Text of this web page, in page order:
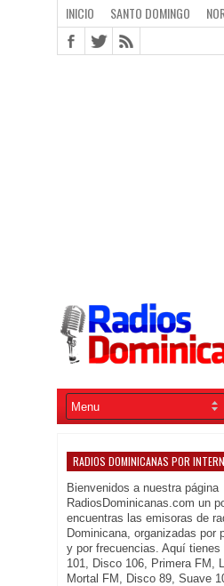
INICIO SANTO DOMINGO
RADIOS DOMINICANAS POR
Bienvenidos a nuestra página
RadiosDominicanas.com un
encuentras las emisoras de
Dominicana, organizadas por
y por frecuencias. Aquí
101, Disco 106, Primera FM,
Mortal FM, Disco 89, Suave